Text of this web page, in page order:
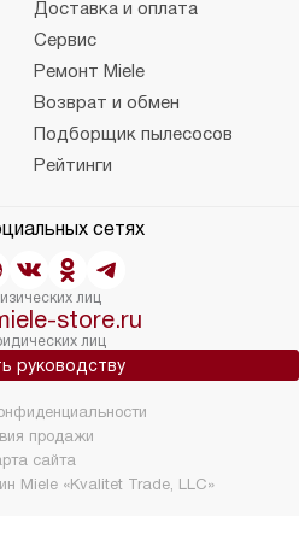
Доставка и оплата
Сервис
Ремонт Miele
Возврат и обмен
Подборщик пылесосов
Рейтинги
сетях
лиц
store.ru
лиц
руководству
Miele «Kvalitet Trade, LLC»
продажи
сайта